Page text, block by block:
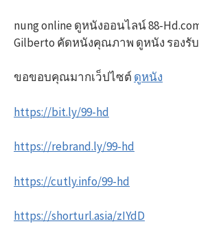
nung online ดูหนังออนไลน์ 88-
Gilberto คัดหนังคุณภาพ ดูหนัง รองรั
ขอขอบคุณมากเว็ปไซต์ ดูหนัง
https://bit.ly/99-hd
https://rebrand.ly/99-hd
https://cutly.info/99-hd
https://shorturl.asia/zIYdD